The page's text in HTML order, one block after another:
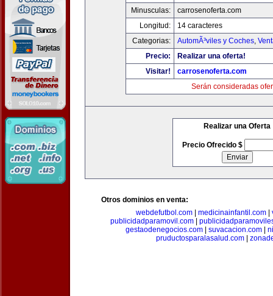
Minusculas:
carrosenoferta.com
Longitud:
14 caracteres
Categorias:
AutomÃ³viles y Coches,
Precio:
Realizar una oferta!
Visitar!
carrosenoferta.com
Serán consideradas
Realizar una Oferta
Precio Ofrecido $
Otros dominios en venta:
webdefutbol.com
medicinainfantil.com
publicidadparamovil.com
gestaodenegocios.com| suvacacion.com|
pruductosparalasalud.com|